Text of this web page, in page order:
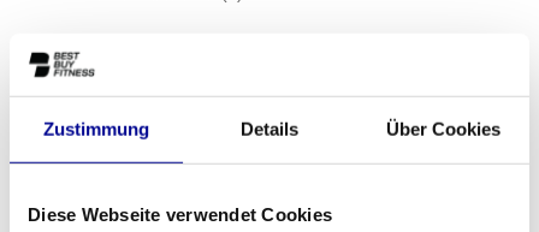
Zustimmung Details Über Cookies
Diese Webseite verwendet Cookies
Marken:
Athletic Performance
Body Bike(2)
Dare2Ride(1)
Power Plate(2)